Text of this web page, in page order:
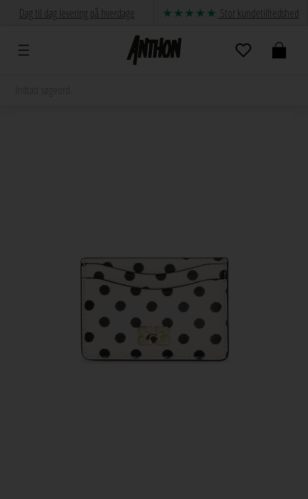
Dag til dag levering på hverdage Stor kundetilfredshed